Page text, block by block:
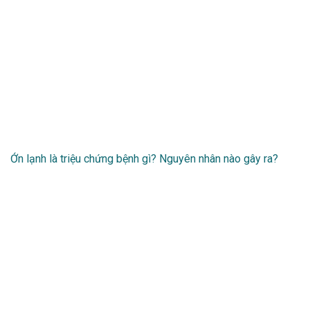
Ớn lạnh là triệu chứng bệnh gì? Nguyên nhân nào gây ra?